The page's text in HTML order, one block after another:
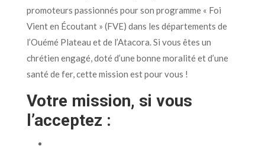
promoteurs passionnés pour son programme « Foi
Vient en Écoutant » (FVE) dans les départements de
l’Ouémé Plateau et de l’Atacora. Si vous êtes un
chrétien engagé, doté d’une bonne moralité et d’une
santé de fer, cette mission est pour vous !
Votre mission, si vous
l’acceptez :